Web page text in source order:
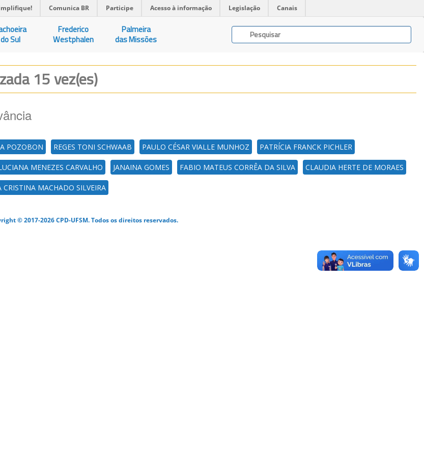
Comunica BR Participe Acesso à informação Legislação Canais
do Sul
Frederico
Westphalen
Palmeira
das Missões
15 vez(es)
POZOBON REGES TONI SCHWAAB PAULO CÉSAR VIALLE MUNHOZ PATRÍCIA FRANCK PICHLER
MENEZES CARVALHO JANAINA GOMES FABIO MATEUS CORRÊA DA SILVA CLAUDIA HERTE DE MORAES
CRISTINA MACHADO SILVEIRA
© 2017-2026 CPD-UFSM. Todos os direitos reservados.